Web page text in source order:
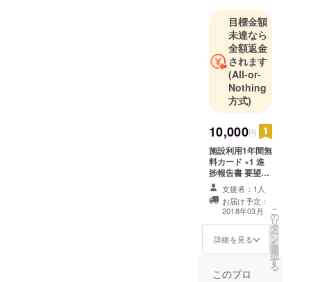
目標金額
未達なら
全額返金
されます
(All-or-
Nothing
方式)
10,000円
施設利用1年間無
料カード ×1 進
捗報告書 要望ア
ンケート アンデ
スの試乗
支援者：1人
お届け予定：
2018年03月
詳細を見る
こ
の
リ
タ
ー
ン
を
選
択
す
る
このプロ